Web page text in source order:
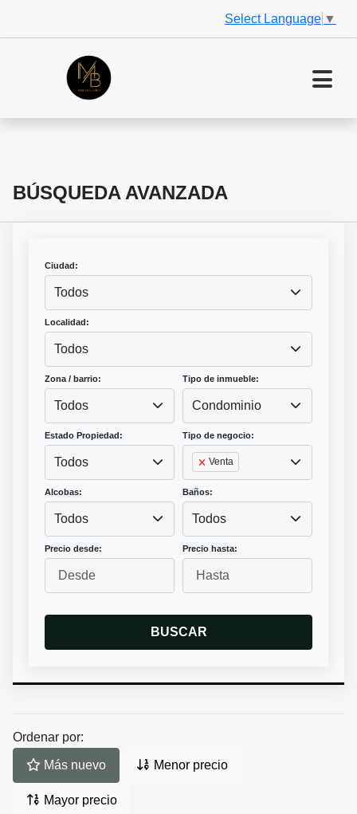
Select Language ▼
BÚSQUEDA AVANZADA
Ciudad:
Todos
Localidad:
Todos
Zona / barrio:
Todos
Tipo de inmueble:
Condominio
Estado Propiedad:
Todos
Tipo de negocio:
Venta
Alcobas:
Todos
Baños:
Todos
Precio desde: Precio hasta:
BUSCAR
Ordenar por:
Más nuevo Menor precio
Mayor precio